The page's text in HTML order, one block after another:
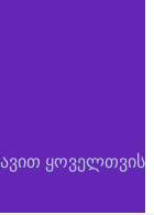
ყოველთვის